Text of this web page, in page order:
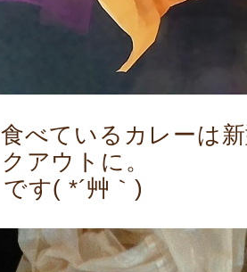
べているカレーは
アウトに。
す( *´艸｀)